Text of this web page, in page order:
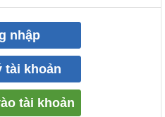
nhập
tài khoản
tài khoản